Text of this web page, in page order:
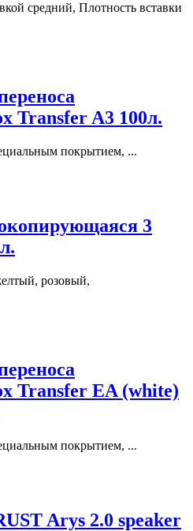
средний, Плотность вставки
Transfer A3 100л.
покрытием, ...
3
розовый,
Transfer EA (white)
покрытием, ...
Arys 2.0 speaker